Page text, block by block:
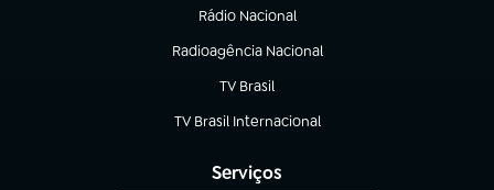
Rádio Nacional
Radioagência Nacional
(abre em nova aba)
TV Brasil
(abre em nova aba)
TV Brasil Internacional
(abre em nova aba)
Serviços